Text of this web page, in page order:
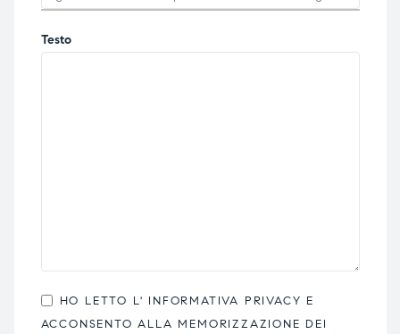
Testo
HO LETTO L' INFORMATIVA PRIVACY E
ACCONSENTO ALLA MEMORIZZAZIONE DEI